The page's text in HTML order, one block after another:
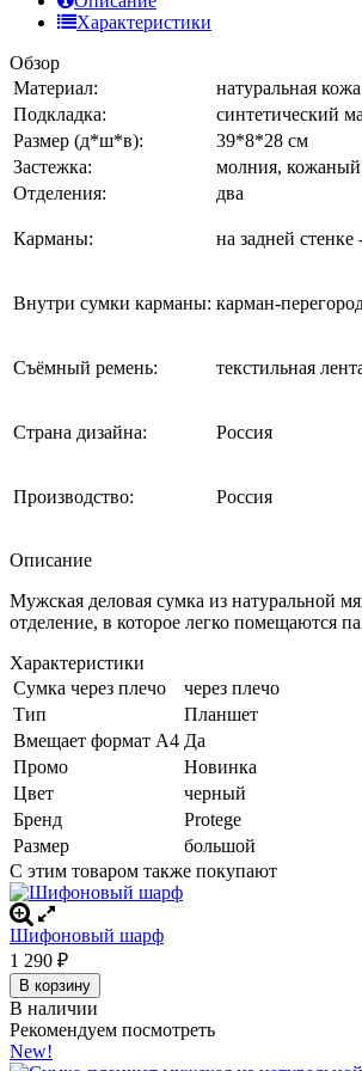
Характеристики
Обзор
Материал:
натуральная кожа
Подкладка:
синтетический
Размер (д*ш*в):
39*8*28 см
Застежка:
молния, кожаный
Отделения:
два
Карманы: на задней
Внутри сумки карманы: карман-
Съёмный ремень: текстильная
Страна дизайна: Россия
Производство: Россия
Описание
Мужская деловая сумка из натуральной
отделение, в которое легко помещаются
Характеристики
Сумка через плечо
через плечо
Тип
Планшет
Вмещает формат А4 Да
Промо
Новинка
Цвет
черный
Бренд
Protege
Размер
большой
С этим товаром также покупают
Шифоновый шарф
1 290 ₽
В корзину
В наличии
Рекомендуем посмотреть
New!